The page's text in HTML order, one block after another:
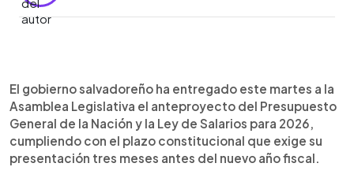
► Escuchar artículo
El proyecto de Presupuesto General 2026 de El
Salvador será de $10,555.6 millones, según
anunció el ministro de Hacienda, Jerson Posada.
Aseguró que estará completamente financiado,
sin necesidad de nueva deuda. La Asamblea
El gobierno salvadoreño ha entregado este martes a la
Asamblea Legislativa el anteproyecto del Presupuesto
General de la Nación y la Ley de Salarios para 2026,
cumpliendo con el plazo constitucional que exige su
presentación tres meses antes del nuevo año fiscal.